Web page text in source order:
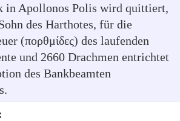
in Apollonos Polis wird quittiert,
des Harthotes, für die
(πορθμίδες) des laufenden
und 2660 Drachmen entrichtet
des Bankbeamten